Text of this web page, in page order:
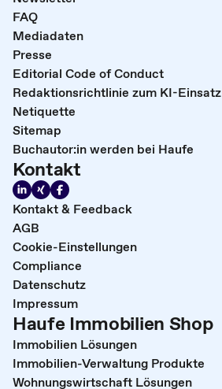
FAQ
Mediadaten
Presse
Editorial Code of Conduct
Redaktionsrichtlinie zum KI-Einsatz
Netiquette
Sitemap
Buchautor:in werden bei Haufe
Kontakt
Kontakt & Feedback
AGB
Cookie-Einstellungen
Compliance
Datenschutz
Impressum
Haufe Immobilien Shop
Immobilien Lösungen
Immobilien-Verwaltung Produkte
Wohnungswirtschaft Lösungen